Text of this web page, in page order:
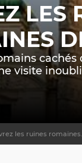
LES
visite
les ruines